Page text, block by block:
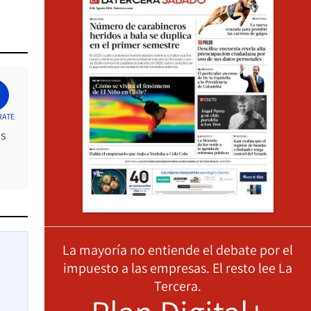
La mayoría no entiende el debate por el
impuesto a las empresas. El resto lee La
Tercera.